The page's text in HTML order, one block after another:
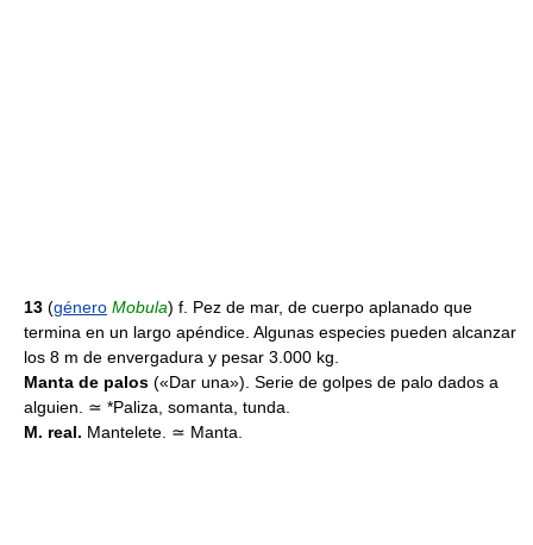
13 (género Mobula) f. Pez de mar, de cuerpo aplanado que
termina en un largo apéndice. Algunas especies pueden alcanzar
los 8 m de envergadura y pesar 3.000 kg.
Manta de palos («Dar una»). Serie de golpes de palo dados a
alguien. ≃ *Paliza, somanta, tunda.
M. real. Mantelete. ≃ Manta.